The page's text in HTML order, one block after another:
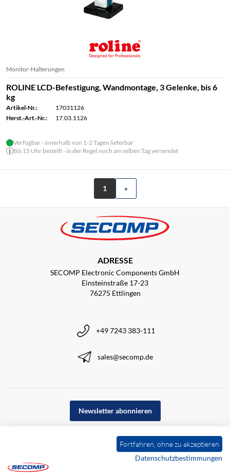
Monitor-Halterungen
ROLINE LCD-Befestigung, Wandmontage, 3 Gelenke, bis 6
kg
Artikel-Nr.:
17031126
Herst.-Art.-Nr.:
17.03.1126
Verfügbar - innerhalb von 1-2 Tagen lieferbar
Bis 15 Uhr bestellt - in der Regel noch am selben Tag versendet
1 »
ADRESSE
SECOMP Electronic Components GmbH
Einsteinstraße 17-23
76275 Ettlingen
+49 7243 383-111
sales@secomp.de
Newsletter abonnieren
Fortfahren, ohne zu akzeptieren
Datenschutzbestimmungen